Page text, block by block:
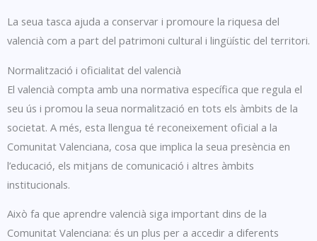
La seua tasca ajuda a conservar i promoure la riquesa del
valencià com a part del patrimoni cultural i lingüístic del territori.
Normalització i oficialitat del valencià
El valencià compta amb una normativa específica que regula el
seu ús i promou la seua normalització en tots els àmbits de la
societat. A més, esta llengua té reconeixement oficial a la
Comunitat Valenciana, cosa que implica la seua presència en
l’educació, els mitjans de comunicació i altres àmbits
institucionals.
Això fa que aprendre valencià siga important dins de la
Comunitat Valenciana: és un plus per a accedir a diferents